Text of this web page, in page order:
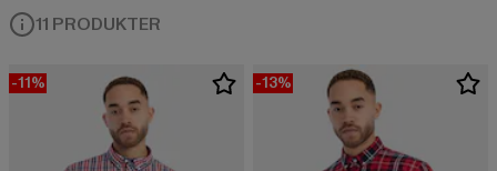
11 PRODUKTER
-11% -13%